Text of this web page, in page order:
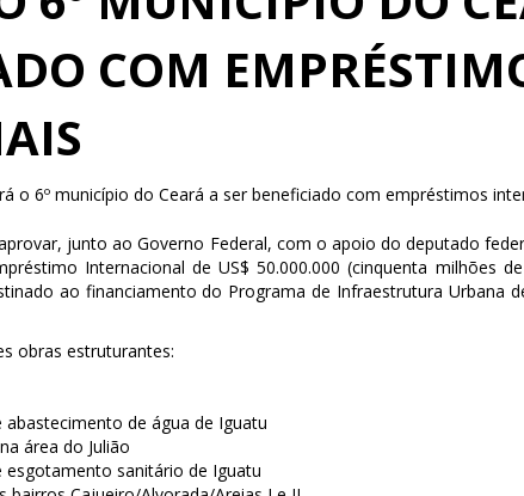
COM
o 6º município do Ceará a ser beneficiado com empréstimos
junto ao Governo Federal, com o apoio do deputado
Internacional de US$ 50.000.000 (cinquenta milhões
ao financiamento do Programa de Infraestrutura Urbana
obras estruturantes:
de água de Iguatu
área do Julião
esgotamento sanitário de Iguatu